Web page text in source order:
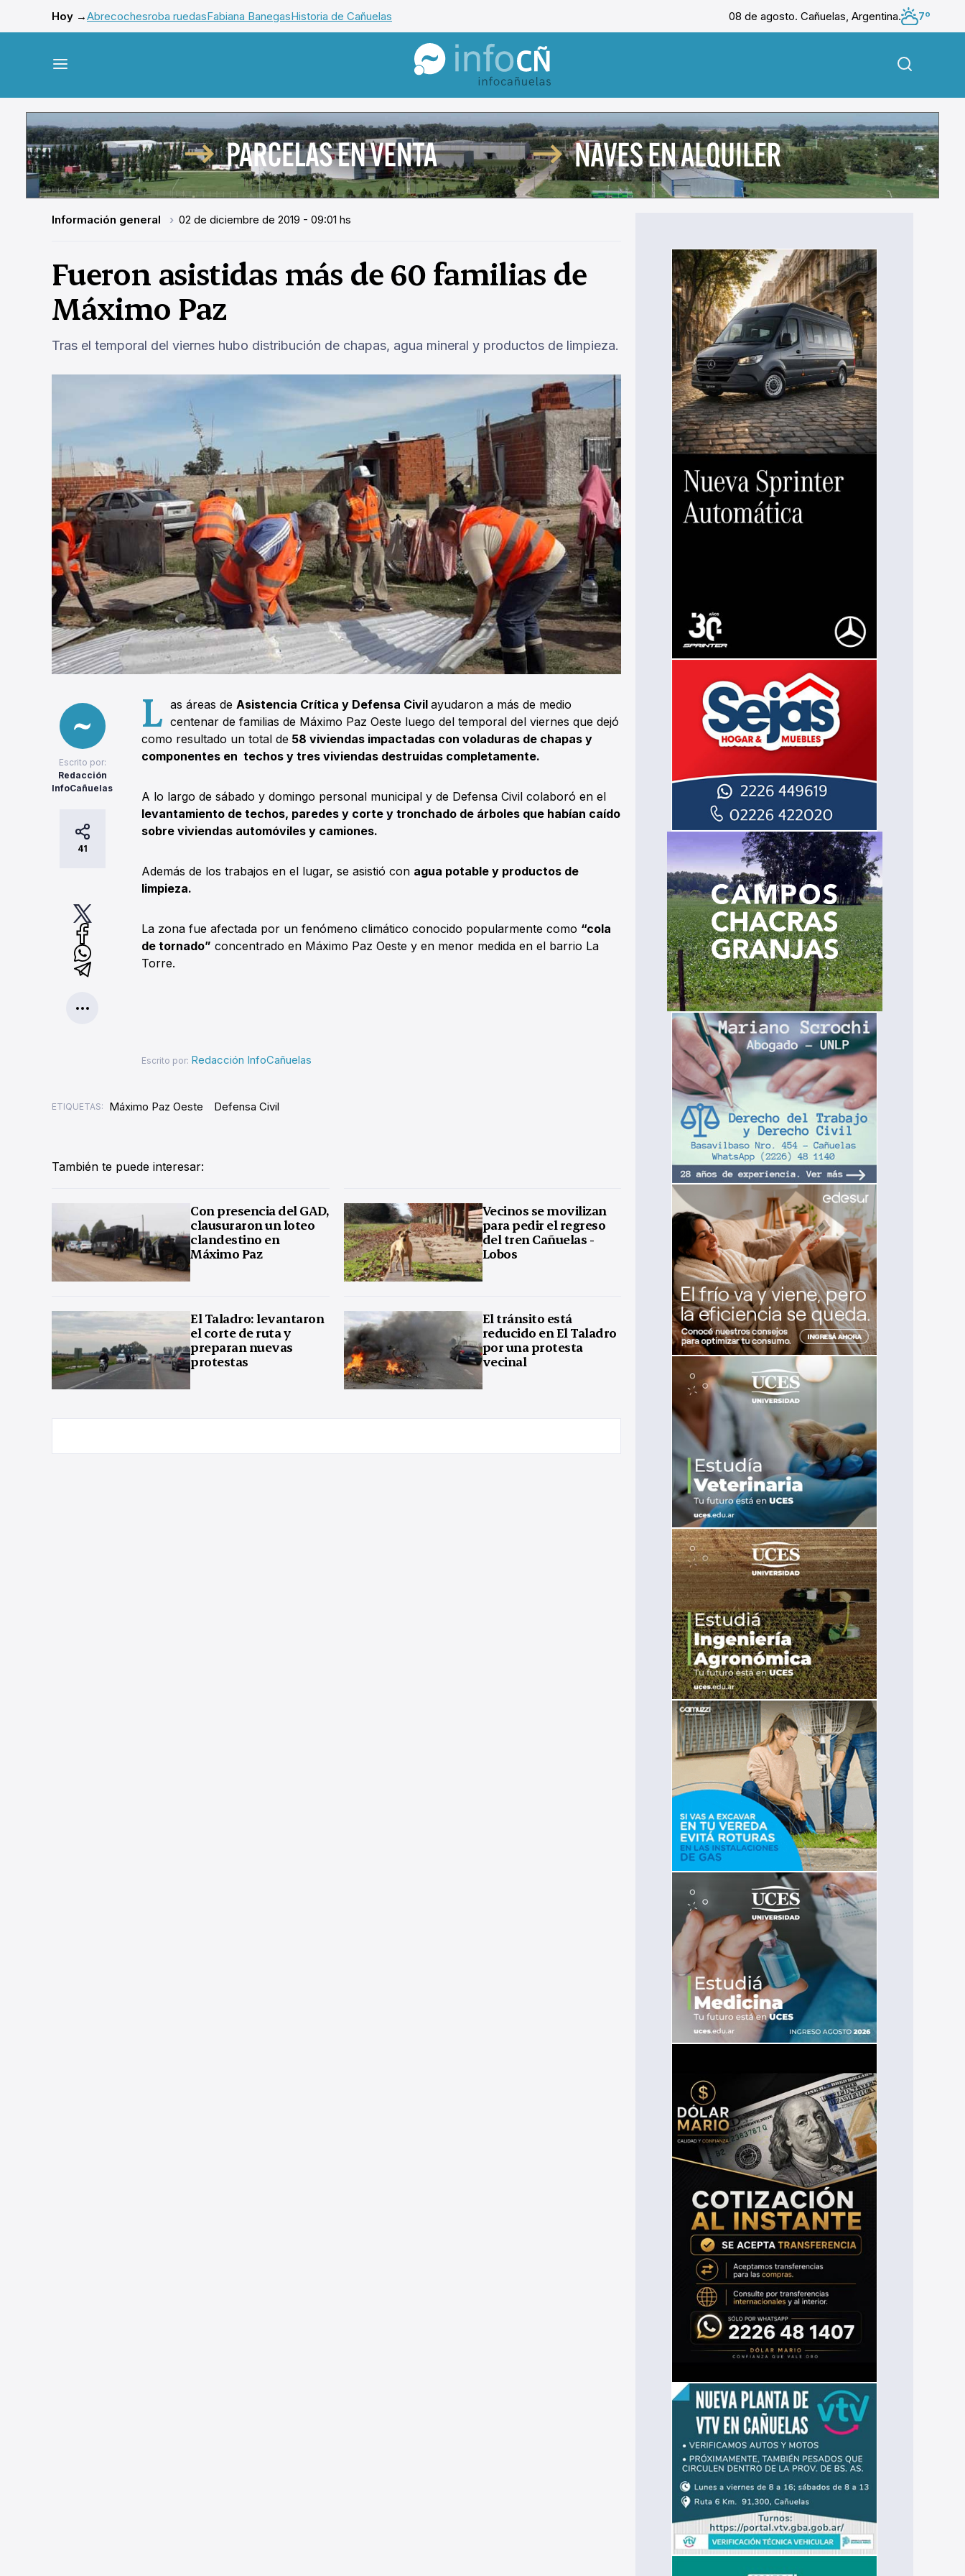
Hoy →Abrecochesroba ruedasFabiana BanegasHistoria de Cañuelas 08 de agosto. Cañuelas, Argentina.
7º
InfoCañuelas
Información general 02 de diciembre de 2019 - 09:01 hs
Fueron asistidas más de 60 familias de
Máximo Paz
Tras el temporal del viernes hubo distribución de chapas, agua mineral y productos de limpieza.
Escrito por:
Redacción
InfoCañuelas
41
L as áreas deAsistencia Crítica y Defensa Civilayudaron a más de medio
centenar de familias de Máximo Paz Oeste luego del temporal del viernes que dejó
como resultado un total de 58 viviendas impactadas con voladuras de chapas y
componentes en techos y tres viviendas destruidas completamente.
A lo largo de sábado y domingo personal municipal y de Defensa Civil colaboró en el
levantamiento de techos, paredes y corte y tronchado de árboles que habían caído
sobre viviendas automóviles y camiones.
Además de los trabajos en el lugar, se asistió con agua potable y productos de
limpieza.
La zona fue afectada por un fenómeno climático conocido popularmente como “cola
de tornado” concentrado en Máximo Paz Oeste y en menor medida en el barrio La
Torre.
Escrito por: Redacción InfoCañuelas
ETIQUETAS: Máximo Paz Oeste Defensa Civil
También te puede interesar:
Con presencia del GAD,
clausuraron un loteo
clandestino en
Máximo Paz
Vecinos se movilizan
para pedir el regreso
del tren Cañuelas -
Lobos
El Taladro: levantaron
el corte de ruta y
preparan nuevas
protestas
El tránsito está
reducido en El Taladro
por una protesta
vecinal